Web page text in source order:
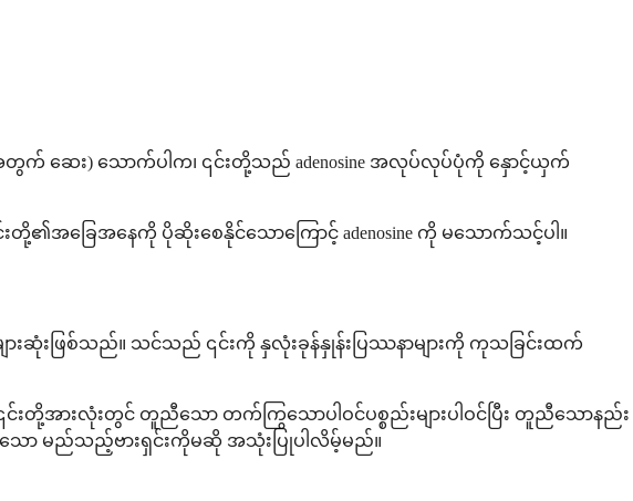
က် ဆေး) သောက်ပါက၊ ၎င်းတို့သည် adenosine အလုပ်လုပ်ပုံကို နှောင့်ယှက်
တို့၏အခြေအနေကို ပိုဆိုးစေနိုင်သောကြောင့် adenosine ကို မသောက်သင့်ပါ။
ားဆုံးဖြစ်သည်။ သင်သည် ၎င်းကို နှလုံးခုန်နှုန်းပြဿနာများကို ကုသခြင်းထက်
ားလုံးတွင် တူညီသော တက်ကြွသောပါဝင်ပစ္စည်းများပါဝင်ပြီး တူညီသောနည်း
ော မည်သည့်ဗားရှင်းကိုမဆို အသုံးပြုပါလိမ့်မည်။